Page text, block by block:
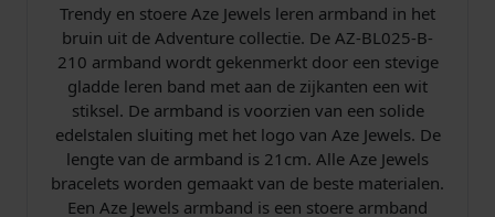
Z
-
B
L
0
2
5
-
Trendy en stoere Aze Jewels leren armband in het
bruin uit de Adventure collectie. De AZ-BL025-B-
210 armband wordt gekenmerkt door een stevige
gladde leren band met aan de zijkanten een wit
stiksel. De armband is voorzien van een solide
edelstalen sluiting met het logo van Aze Jewels. De
lengte van de armband is 21cm. Alle Aze Jewels
bracelets worden gemaakt van de beste materialen.
Een Aze Jewels armband is een stoere armband